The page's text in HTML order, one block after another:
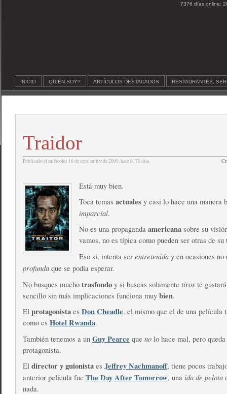
7376 días online:
INICIO QUIEN SOY? ARTÍCULOS DESTACADOS RESTAURANTES,
Traidor
Publicado el miércoles 16 de septiembre de 2009, hace 6170 días.
Está muy bien.
Toca temas actuales y casi lo hace una manera
imparcial.
No es una propaganda americana sobre su
vamos, no es típica como pueden ser otras de su
Eso sí, intenta ser entretenida y en ocasiones
profundaque se podía esperar.
No busques mucho trasfondoy si buscas solamente tiros te
sencillo sin más implicaciones funciona muy bien.
El protagonista es Don Cheadle, el mismo que el de una película
como es Hotel Rwanda.
También tenemos a un Guy Pearce que no lo hace mal, pero queda
protagonista.
El director y guionista es Jeffrey Nachmanoff, tiene pocos
anterior película fue The Day After Tomorrow, unaida de pelota
nada.